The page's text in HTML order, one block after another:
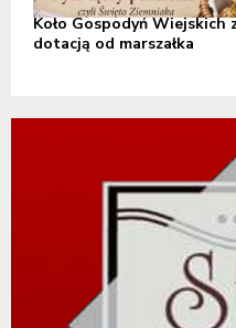
Koło Gospodyń Wiejskich
dotacją od marszałka